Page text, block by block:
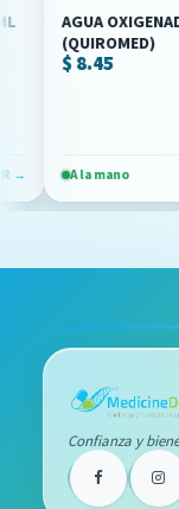
AGUA OXIGENADA
(QUIROMED)
$ 8.45
A la mano
Confianza y